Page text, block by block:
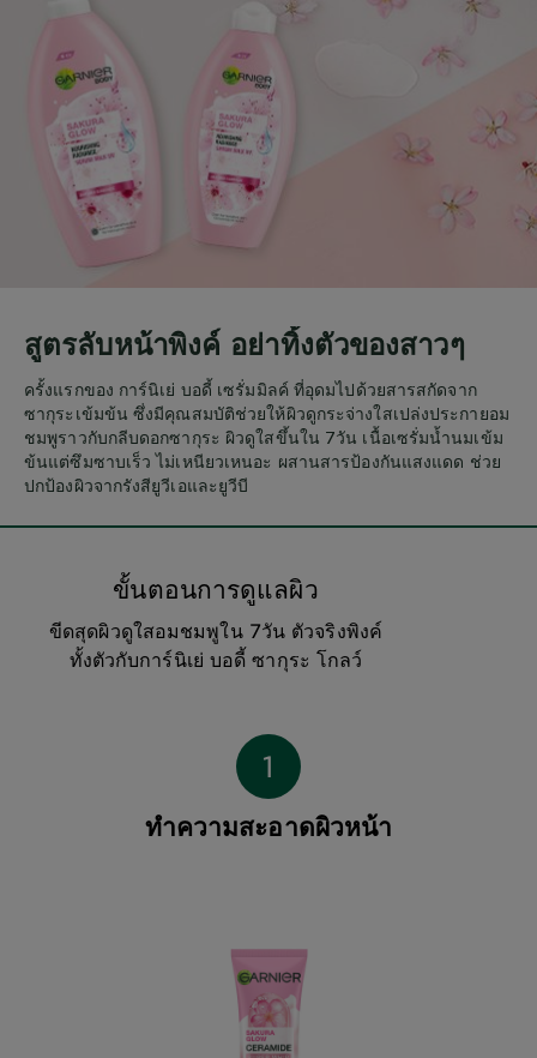
สูตรลับหน้าพิงค์ อย่าทิ้งตัวของสาวๆ
ครั้งแรกของ การ์นิเย่ บอดี้ เซรั่มมิลค์ ที่อุดมไปด้วยสารสกัดจาก
ซากุระเข้มข้น ซึ่งมีคุณสมบัติช่วยให้ผิวดูกระจ่างใสเปล่งประกายอม
ชมพูราวกับกลีบดอกซากุระ ผิวดูใสขึ้นใน 7วัน เนื้อเซรั่มน้ำนมเข้ม
ข้นแต่ซึมซาบเร็ว ไม่เหนียวเหนอะ ผสานสารป้องกันแสงแดด ช่วย
ปกป้องผิวจากรังสียูวีเอและยูวีบี
ขั้นตอนการดูแลผิว
ขีดสุดผิวดูใสอมชมพูใน 7วัน ตัวจริงพิงค์
ทั้งตัวกับการ์นิเย่ บอดี้ ซากุระ โกลว์
ทำความสะอาดผิวหน้า